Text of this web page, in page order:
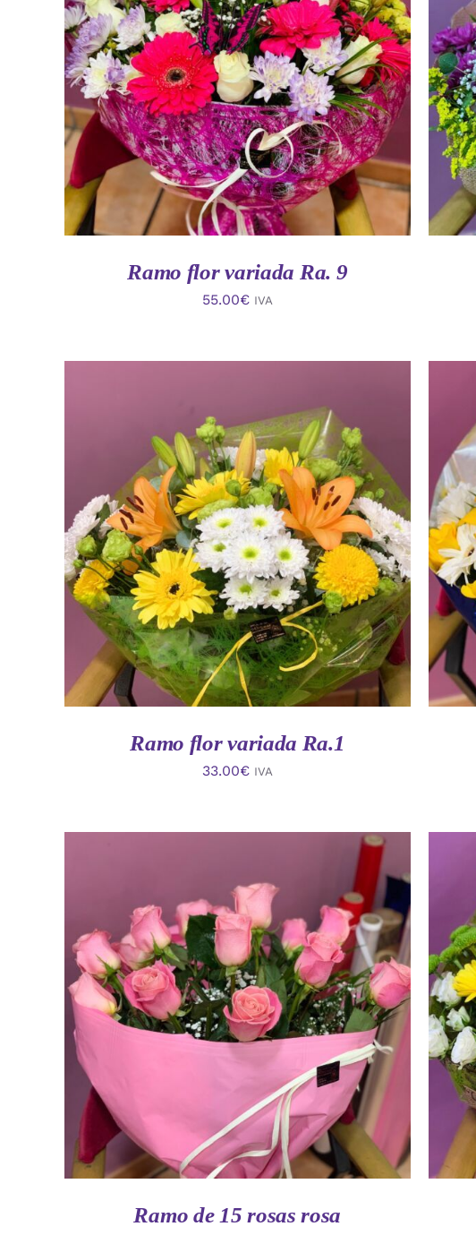
AÑADIR AL CARRITO / VISTA RAPIDA
Ramo flor variada Ra. 9
55.00€ IVA
AÑADIR AL CARRITO / VISTA RAPIDA
Ramo flor variada Ra.1
33.00€ IVA
AÑADIR AL CARRITO / VISTA RAPIDA
Ramo de 15 rosas rosa